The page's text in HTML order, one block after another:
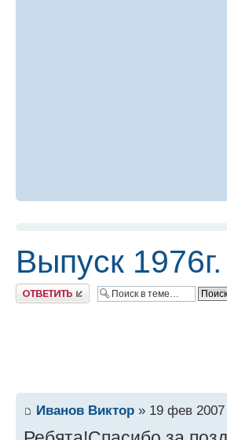
Выпуск
Ответить
Иванов Виктор » 19 фев 2007